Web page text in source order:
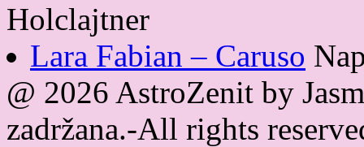
Holclajtner
Lara Fabian – Caruso
@ 2026 AstroZenit by
zadržana.-All rights